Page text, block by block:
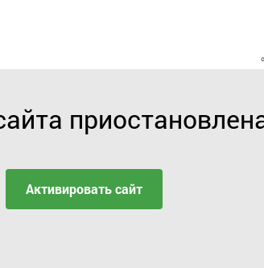
Активировать сайт